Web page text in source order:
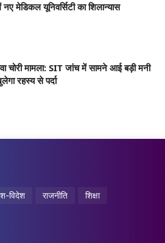
मेडिकल यूनिवर्सिटी का शिलान्यास
चोरी मामला: SIT जांच में सामने आई बड़ी मनी
रहस्य से पर्दा
विदेश राजनीति शिक्षा